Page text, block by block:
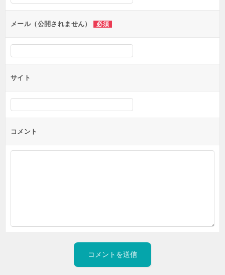
ンメール（公開されません） 必須
サイト
コメント